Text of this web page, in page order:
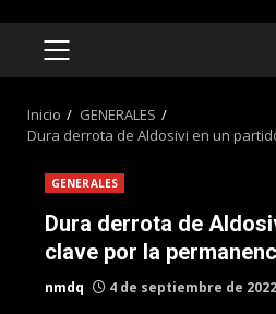
MENÚ
Inicio
GENERALES
Dura derrota de Aldosivi en un
GENERALES
Dura derrota de
clave por la
nmdq 4 de septiembre de 2022